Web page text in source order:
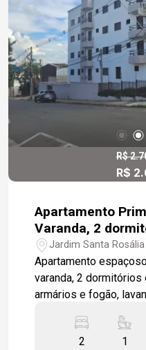
reciclável),
(administração, copa
Depósito de material
festas, espaço kids
coworking e salão de
R$
R$
Apartamento
Varanda, 2
suíte.
Jardim Santa
Apartamento
varanda, 2 dormitórios
armários e fogão,
preparada para
Acabamento fino e
2 1